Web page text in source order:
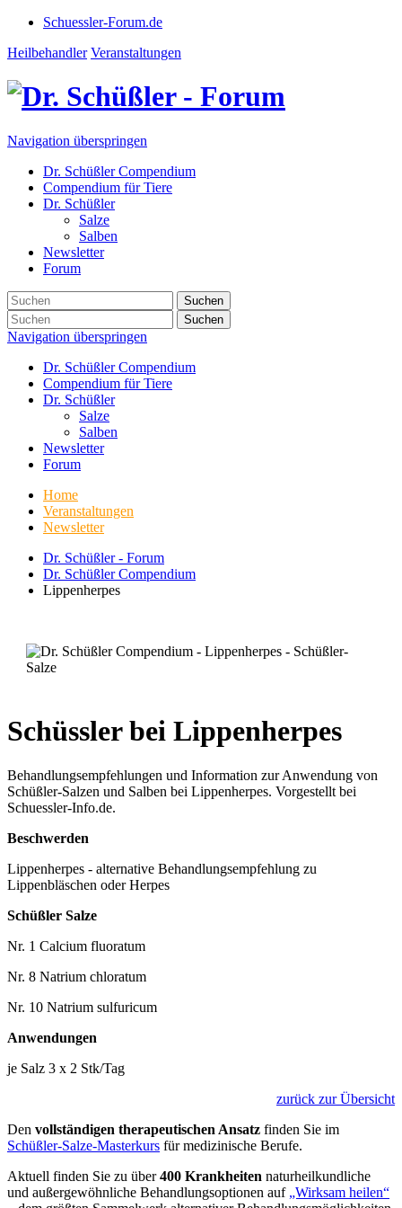
Schuessler-Forum.de
Heilbehandler Veranstaltungen
Navigation überspringen
Dr. Schüßler Compendium
Compendium für Tiere
Dr. Schüßler
Salze
Salben
Newsletter
Forum
Suchen
Suchen
Navigation überspringen
Dr. Schüßler Compendium
Compendium für Tiere
Dr. Schüßler
Salze
Salben
Newsletter
Forum
Home
Veranstaltungen
Newsletter
Dr. Schüßler - Forum
Dr. Schüßler Compendium
Lippenherpes
Schüssler bei Lippenherpes
Behandlungsempfehlungen und Information zur Anwendung von
Schüßler-Salzen und Salben bei Lippenherpes. Vorgestellt bei
Schuessler-Info.de.
Beschwerden
Lippenherpes - alternative Behandlungsempfehlung zu
Lippenbläschen oder Herpes
Schüßler Salze
Nr. 1 Calcium fluoratum
Nr. 8 Natrium chloratum
Nr. 10 Natrium sulfuricum
Anwendungen
je Salz 3 x 2 Stk/Tag
zurück zur Übersicht
Den vollständigen therapeutischen Ansatz finden Sie im
Schüßler-Salze-Masterkurs für medizinische Berufe.
Aktuell finden Sie zu über400 Krankheiten naturheilkundliche
und außergewöhnliche Behandlungsoptionen auf „Wirksam heilen“